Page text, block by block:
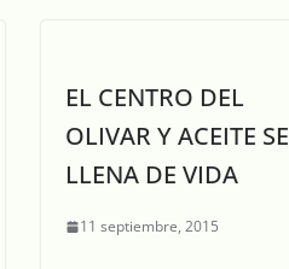
EL CENTRO DEL
OLIVAR Y ACEITE SE
LLENA DE VIDA
11 septiembre, 2015